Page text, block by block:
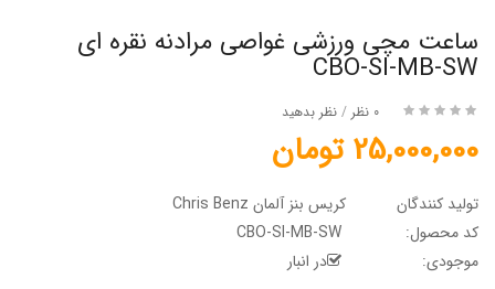
ساعت مچی ورزشی غواصی مرادنه نقره ای
CBO-SI-MB-SW
0 نظر / نظر بدهید
25,000,000 تومان
تولید کنندگان
کریس بنز آلمان Chris Benz
کد محصول:
موجودی:
در انبار